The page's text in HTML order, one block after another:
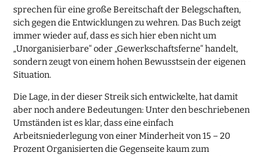
sprechen für eine große Bereitschaft der Belegschaften,
sich gegen die Entwicklungen zu wehren. Das Buch zeigt
immer wieder auf, dass es sich hier eben nicht um
„Unorganisierbare“ oder „Gewerkschaftsferne“ handelt,
sondern zeugt von einem hohen Bewusstsein der eigenen
Situation.
Die Lage, in der dieser Streik sich entwickelte, hat damit
aber noch andere Bedeutungen: Unter den beschriebenen
Umständen ist es klar, dass eine einfach
Arbeitsniederlegung von einer Minderheit von 15 – 20
Prozent Organisierten die Gegenseite kaum zum